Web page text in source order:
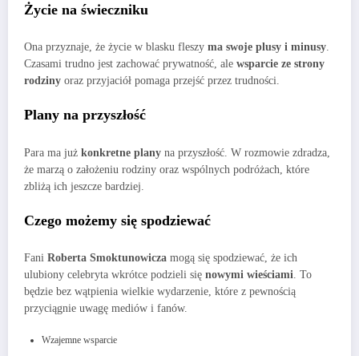
Życie na świeczniku
Ona przyznaje, że życie w blasku fleszy ma swoje plusy i minusy.
Czasami trudno jest zachować prywatność, ale wsparcie ze strony
rodziny oraz przyjaciół pomaga przejść przez trudności.
Plany na przyszłość
Para ma już konkretne plany na przyszłość. W rozmowie zdradza,
że marzą o założeniu rodziny oraz wspólnych podróżach, które
zbliżą ich jeszcze bardziej.
Czego możemy się spodziewać
Fani Roberta Smoktunowicza mogą się spodziewać, że ich
ulubiony celebryta wkrótce podzieli się nowymi wieściami. To
będzie bez wątpienia wielkie wydarzenie, które z pewnością
przyciągnie uwagę mediów i fanów.
Wzajemne wsparcie